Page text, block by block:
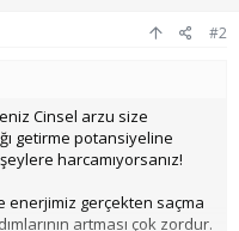
#2
Cinsel arzu size
getirme potansiyeline
harcamıyorsanız!
enerjimiz gerçekten saçma
artması çok zordur.